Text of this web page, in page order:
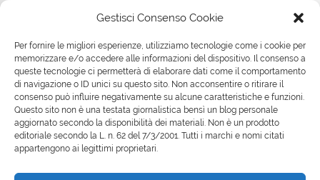
Gestisci Consenso Cookie
Per fornire le migliori esperienze, utilizziamo tecnologie come i cookie per
memorizzare e/o accedere alle informazioni del dispositivo. Il consenso a
queste tecnologie ci permetterà di elaborare dati come il comportamento
di navigazione o ID unici su questo sito. Non acconsentire o ritirare il
consenso può influire negativamente su alcune caratteristiche e funzioni.
Questo sito non è una testata giornalistica bensì un blog personale
aggiornato secondo la disponibilità dei materiali. Non è un prodotto
editoriale secondo la L. n. 62 del 7/3/2001. Tutti i marchi e nomi citati
appartengono ai legittimi proprietari.
servizi per le aziende
shopping
sport
Tech
tecnologia
travel
Uncategorized